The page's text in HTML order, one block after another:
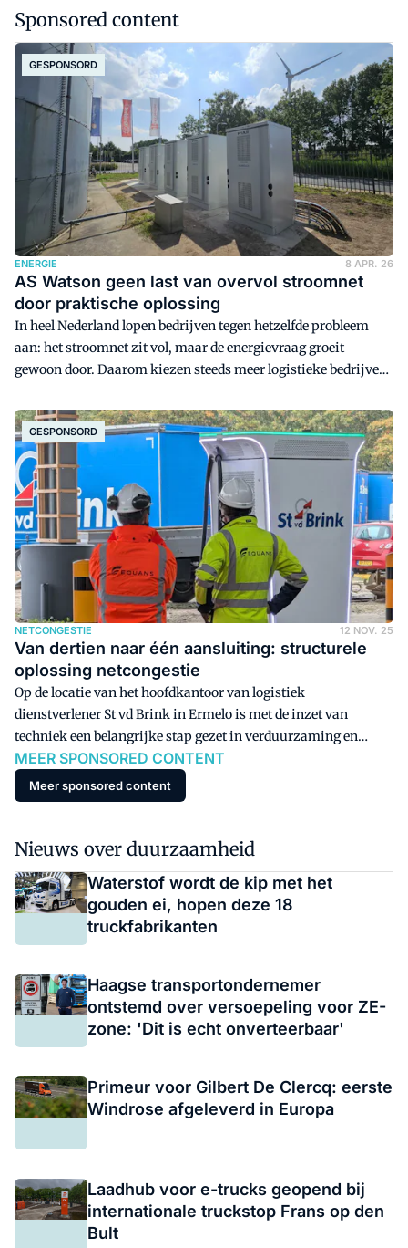
Sponsored content
GESPONSORD
ENERGIE 8 APR. 26
AS Watson geen last van overvol stroomnet
door praktische oplossing
In heel Nederland lopen bedrijven tegen hetzelfde probleem
aan: het stroomnet zit vol, maar de energievraag groeit
gewoon door. Daarom kiezen steeds meer logistieke bedrijven
voorspelbaarder energiebeheer.
GESPONSORD
NETCONGESTIE 12 NOV. 25
Van dertien naar één aansluiting: structurele
oplossing netcongestie
Op de locatie van het hoofdkantoor van logistiek
dienstverlener St vd Brink in Ermelo is met de inzet van
techniek een belangrijke stap gezet in verduurzaming en
elektrificatie.
MEER SPONSORED CONTENT
Meer sponsored content
Nieuws over duurzaamheid
Waterstof wordt de kip met het
gouden ei, hopen deze 18
truckfabrikanten
Haagse transportondernemer
ontstemd over versoepeling voor ZE-
zone: 'Dit is echt onverteerbaar'
Primeur voor Gilbert De Clercq: eerste
Windrose afgeleverd in Europa
Laadhub voor e-trucks geopend bij
internationale truckstop Frans op den
Bult